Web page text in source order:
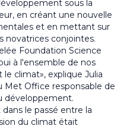
sous la
en créant une nouvelle
et en mettant sur
novatrices conjointes.
Foundation Science
à l'ensemble de nos
climat», explique Julia
Met Office responsable de
développement.
le passé entre la
du climat était